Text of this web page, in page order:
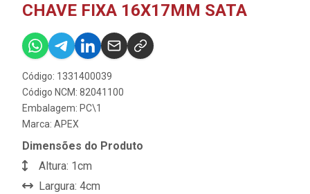
CHAVE FIXA 16X17MM SATA
Código: 1331400039
Código NCM: 82041100
Embalagem: PC\1
Marca: APEX
Dimensões do Produto
Altura: 1cm
Largura: 4cm